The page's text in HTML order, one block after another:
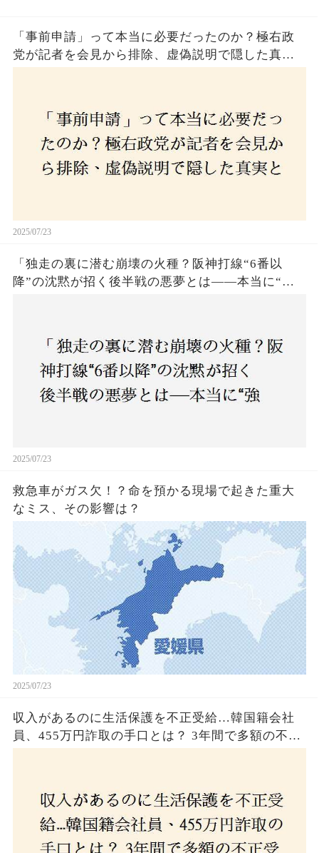
「事前申請」って本当に必要だったのか？極右政
党が記者を会見から排除、虚偽説明で隠した真実
2025/07/23
「独走の裏に潜む崩壊の火種？阪神打線“6番以
降”の沈黙が招く後半戦の悪夢とは——本当に“強
2025/07/23
救急車がガス欠！？命を預かる現場で起きた重大
なミス、その影響は？
2025/07/23
収入があるのに生活保護を不正受給…韓国籍会社
員、455万円詐取の手口とは？ 3年間で多額の不正